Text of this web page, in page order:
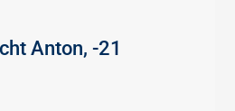
Anton, -21